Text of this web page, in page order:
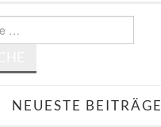
NEUESTE BEITRÄGE